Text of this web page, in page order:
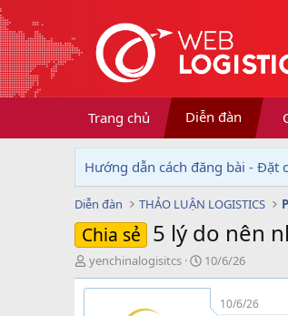
Trang chủ Diễn đàn
Hướng dẫn cách đăng bài - Đặt
Diễn đàn THẢO LUẬN LOGISTICS
Chia sẻ 5 lý do nên
T
h
r
yenchinalogisitcs
N
g
à
10/6/26
10/6/26